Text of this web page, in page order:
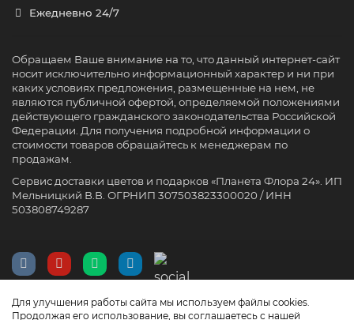
Для улучшения работы сайта мы используем файлы cookies.
Продолжая его использование, вы соглашаетесь с нашей
Ежедневно 24/7
Обращаем Ваше внимание на то, что данный интернет-сайт
носит исключительно информационный характер и ни при
каких условиях предложения, размещенные на нем, не
являются публичной офертой, определяемой положениями
действующего гражданского законодательства Российской
Федерации. Для получения подробной информации о
стоимости товаров обращайтесь к менеджерам по
продажам.
Сервис доставки цветов и подарков «Планета Флора 24». ИП
Мельницкий В.В. ОГРНИП 307503823300020 / ИНН
503808749287